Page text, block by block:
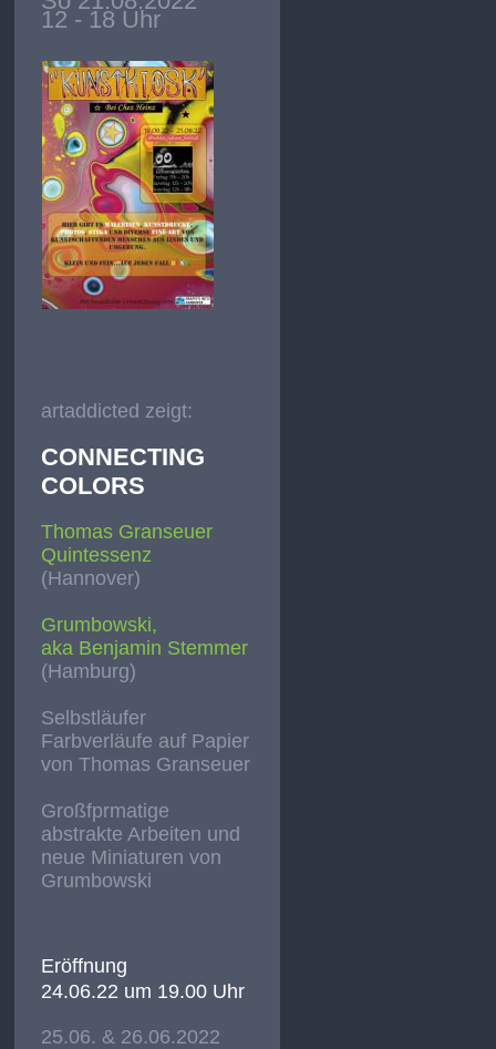
12 - 18 Uhr
artaddicted zeigt:
CONNECTING
COLORS
Thomas Granseuer
Quintessenz
(Hannover)
Grumbowski,
aka Benjamin Stemmer
(Hamburg)
Selbstläufer
Farbverläufe auf Papier
von Thomas Granseuer
Großfprmatige
abstrakte Arbeiten und
neue Miniaturen von
Grumbowski
Eröffnung
24.06.22 um 19.00 Uhr
25.06. & 26.06.2022